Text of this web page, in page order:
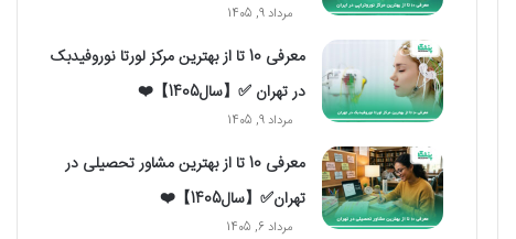
مرداد 9, 1405
معرفی 10 تا از بهترین مرکز لورتا نوروفیدبک
در تهران ✅【سال1405】❤️
مرداد 9, 1405
معرفی 10 تا از بهترین مشاور تحصیلی در
تهران✅【سال1405】❤️
مرداد 6, 1405